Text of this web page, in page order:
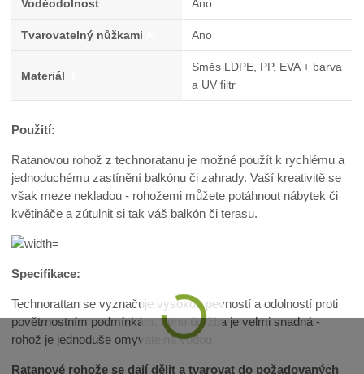
Voděodolnost Ano
Tvarovatelný nůžkami Ano
Materiál
Směs LDPE, PP, EVA + barva
a UV filtr
Použití:
Ratanovou rohož z technoratanu je možné použít k rychlému a
jednoduchému zastínění balkónu či zahrady. Vaší kreativitě se
však meze nekladou - rohožemi můžete potáhnout nábytek či
květináče a zútulnit si tak váš balkón či terasu.
Specifikace:
Technorattan se vyznačuje vysokou pevností a odolností proti
povětrnostním podmínkám. Jeho údržba je velmi snadná -
rohož je jednoduše omyvatelná vodou.
Ratanové rohože se dají dělit a tvarovat do požadovaných